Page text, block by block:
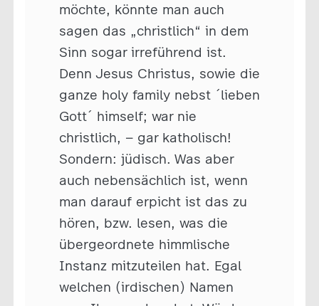
möchte, könnte man auch
sagen das „christlich“ in dem
Sinn sogar irreführend ist.
Denn Jesus Christus, sowie die
ganze holy family nebst ´lieben
Gott´ himself; war nie
christlich, – gar katholisch!
Sondern: jüdisch. Was aber
auch nebensächlich ist, wenn
man darauf erpicht ist das zu
hören, bzw. lesen, was die
übergeordnete himmlische
Instanz mitzuteilen hat. Egal
welchen (irdischen) Namen